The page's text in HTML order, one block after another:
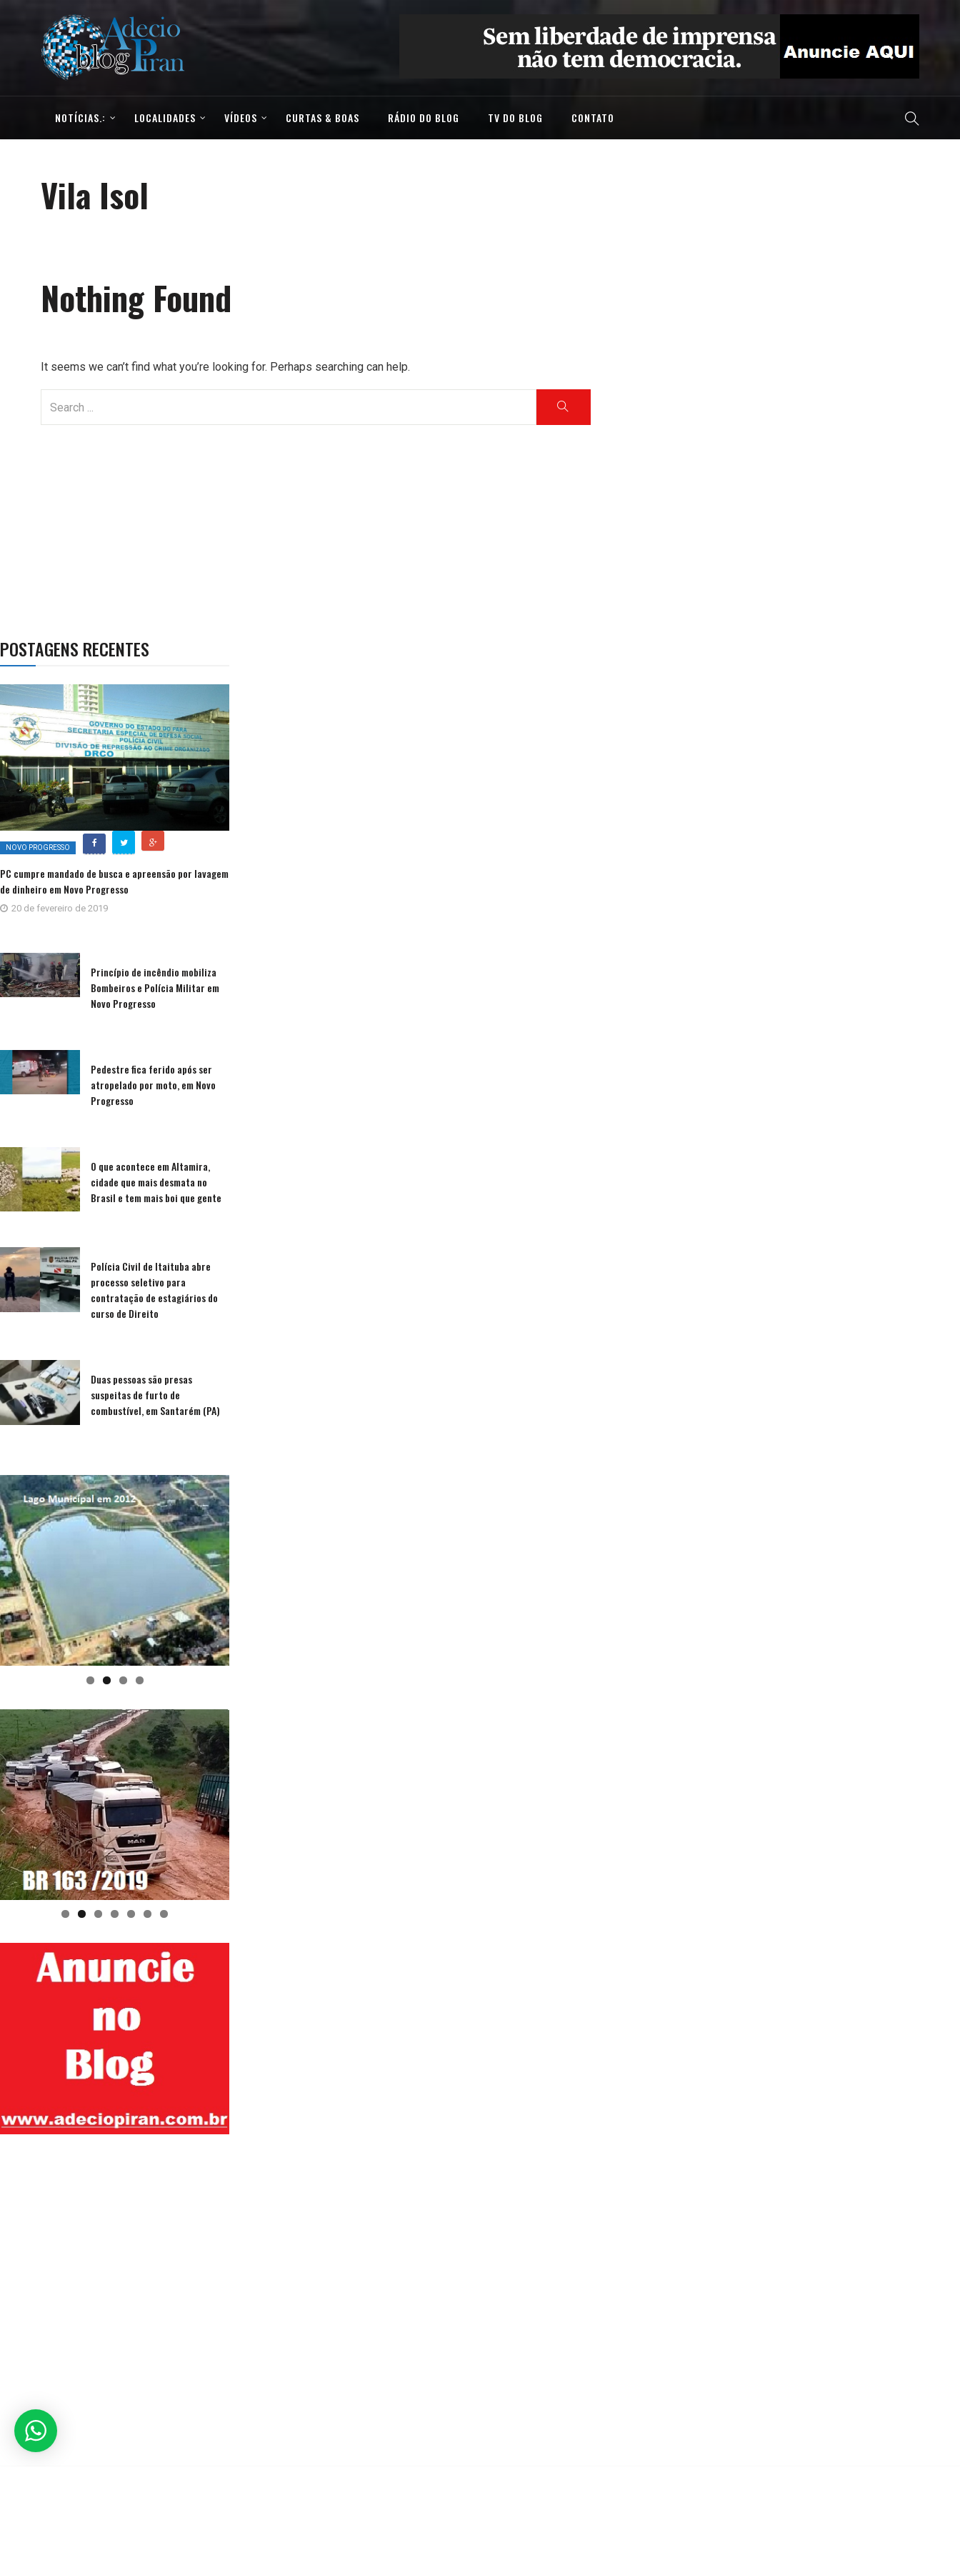
NOTÍCIAS.: LOCALIDADES VÍDEOS CURTAS & BOAS RÁDIO DO BLOG TV DO BLOG CONTATO
Vila Isol
Nothing Found
It seems we can’t find what you’re looking for. Perhaps searching can help.
POSTAGENS RECENTES
NOVO PROGRESSO
PC cumpre mandado de busca e apreensão por lavagem
de dinheiro em Novo Progresso
20 de fevereiro de 2019
Princípio de incêndio mobiliza
Bombeiros e Polícia Militar em
Novo Progresso
Pedestre fica ferido após ser
atropelado por moto, em Novo
Progresso
O que acontece em Altamira,
cidade que mais desmata no
Brasil e tem mais boi que gente
Polícia Civil de Itaituba abre
processo seletivo para
contratação de estagiários do
curso de Direito
Duas pessoas são presas
suspeitas de furto de
combustível, em Santarém (PA)